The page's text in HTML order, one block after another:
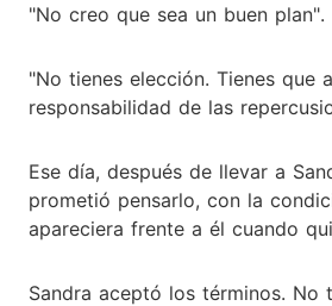
"No creo que sea un buen plan".
"No tienes elección. Tienes que
responsabilidad de las
Ese día, después de llevar a
prometió pensarlo, con la
apareciera frente a él cuando
Sandra aceptó los términos. No